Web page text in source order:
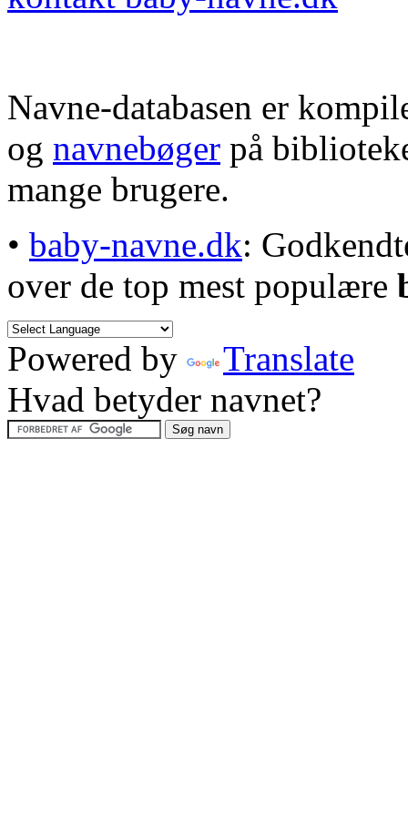
Navne-databasen er
og navnebøger på
mange brugere.
• baby-navne.dk:
over de top mest populære
Powered by
Translate
Hvad betyder navnet?